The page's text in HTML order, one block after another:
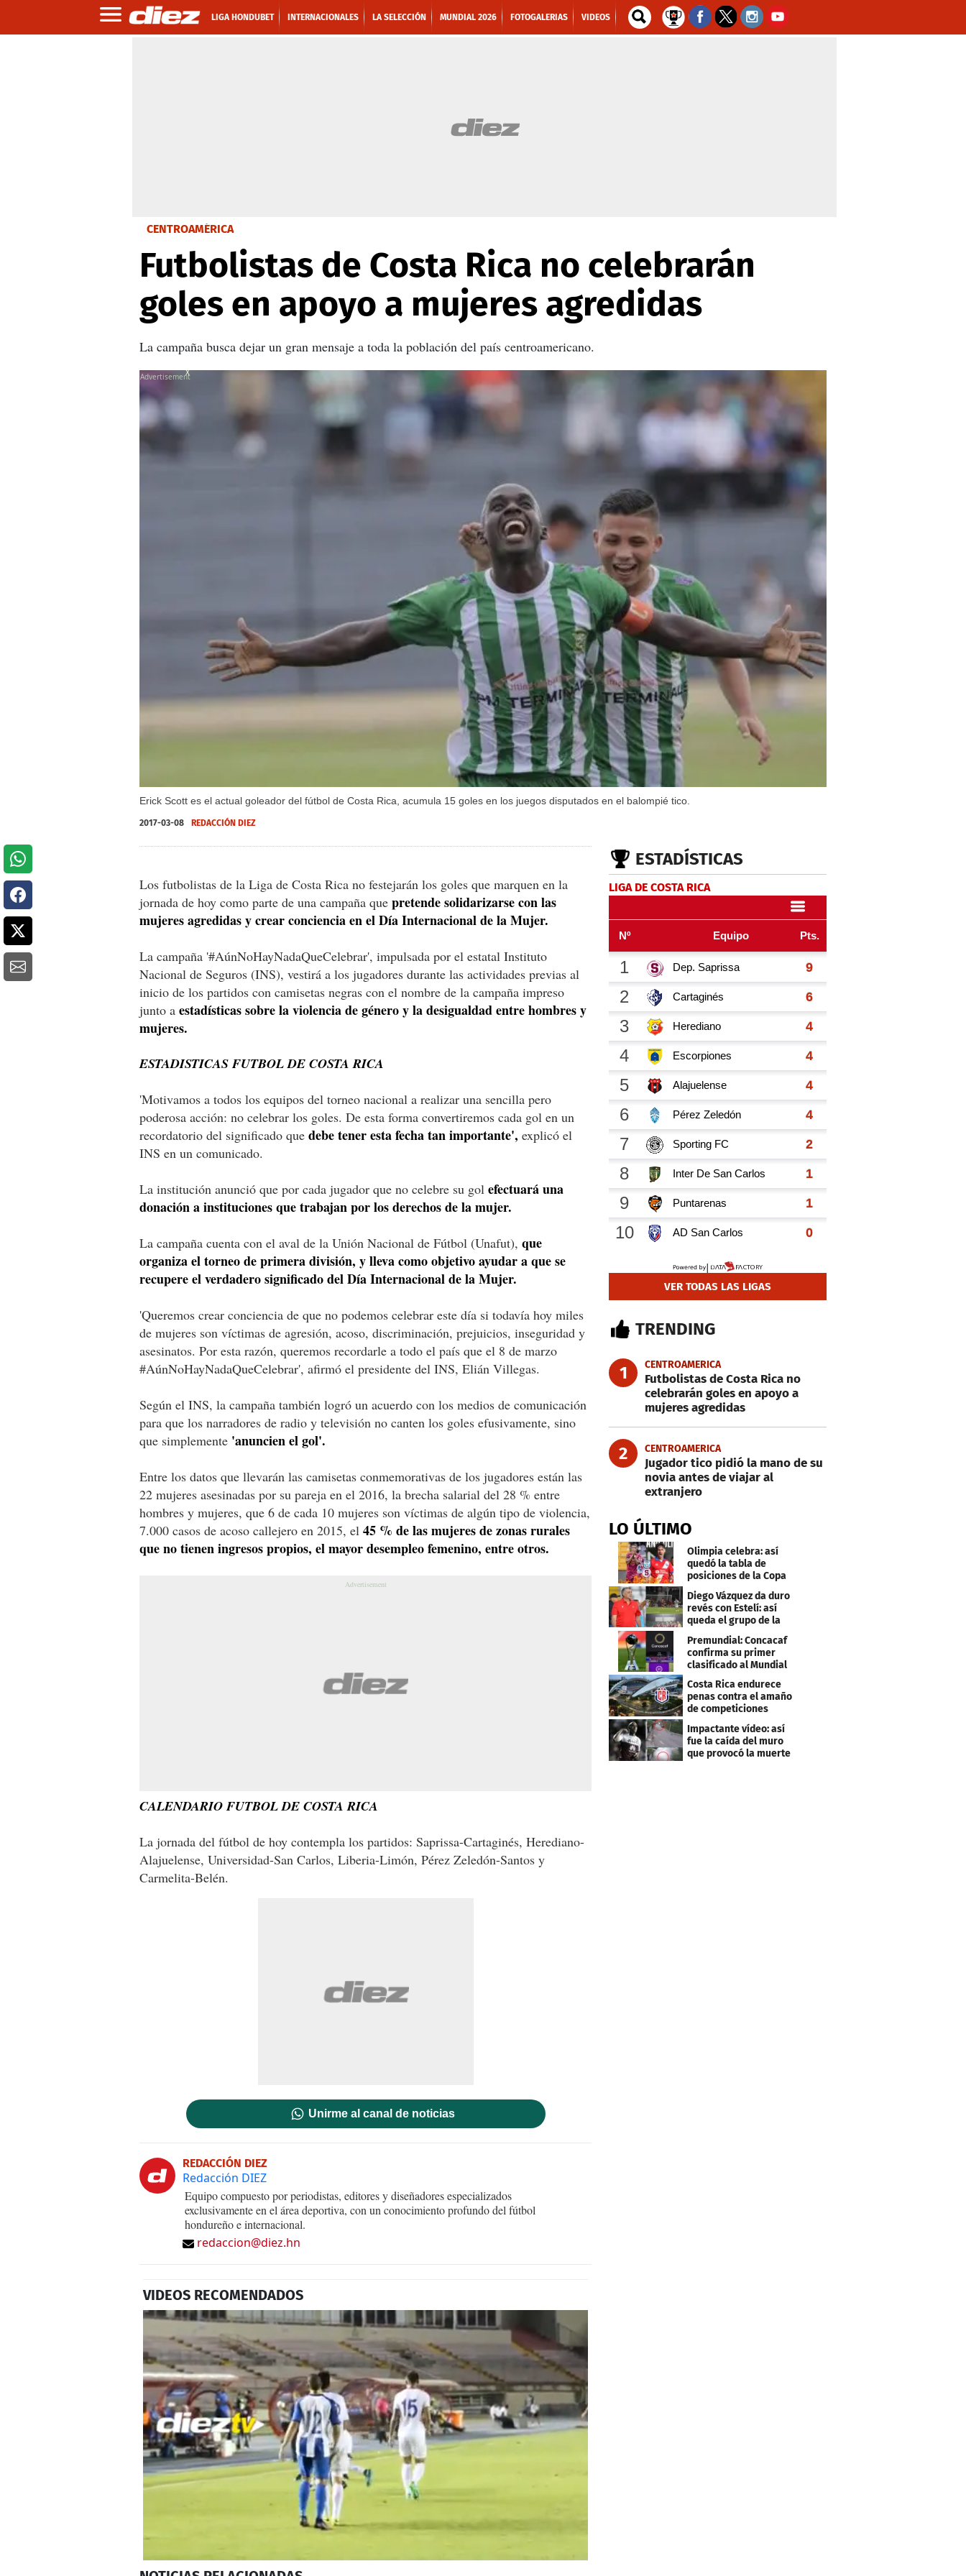
LIGA HONDUBET INTERNACIONALES LA SELECCIÓN MUNDIAL 2026 FOTOGALERIAS VIDEOS
CENTROAMÉRICA
Futbolistas de Costa Rica no celebrarán
goles en apoyo a mujeres agredidas
La campaña busca dejar un gran mensaje a toda la población del país centroamericano.
Erick Scott es el actual goleador del fútbol de Costa Rica, acumula 15 goles en los juegos disputados en el balompié tico.
X
2017-03-08 REDACCIÓN DIEZ
Los futbolistas de la Liga de Costa Rica no festejarán los goles que marquen en la
jornada de hoy como parte de una campaña que pretende solidarizarse con las
mujeres agredidas y crear conciencia en el Día Internacional de la Mujer.
La campaña '#AúnNoHayNadaQueCelebrar', impulsada por el estatal Instituto
Nacional de Seguros (INS), vestirá a los jugadores durante las actividades previas al
inicio de los partidos con camisetas negras con el nombre de la campaña impreso
junto a estadísticas sobre la violencia de género y la desigualdad entre hombres y
mujeres.
ESTADISTICAS FUTBOL DE COSTA RICA
'Motivamos a todos los equipos del torneo nacional a realizar una sencilla pero
poderosa acción: no celebrar los goles. De esta forma convertiremos cada gol en un
recordatorio del significado que debe tener esta fecha tan importante', explicó el
INS en un comunicado.
La institución anunció que por cada jugador que no celebre su gol efectuará una
donación a instituciones que trabajan por los derechos de la mujer.
La campaña cuenta con el aval de la Unión Nacional de Fútbol (Unafut), que
organiza el torneo de primera división, y lleva como objetivo ayudar a que se
recupere el verdadero significado del Día Internacional de la Mujer.
'Queremos crear conciencia de que no podemos celebrar este día si todavía hoy miles
de mujeres son víctimas de agresión, acoso, discriminación, prejuicios, inseguridad y
asesinatos. Por esta razón, queremos recordarle a todo el país que el 8 de marzo
#AúnNoHayNadaQueCelebrar', afirmó el presidente del INS, Elián Villegas.
Según el INS, la campaña también logró un acuerdo con los medios de comunicación
para que los narradores de radio y televisión no canten los goles efusivamente, sino
que simplemente 'anuncien el gol'.
Entre los datos que llevarán las camisetas conmemorativas de los jugadores están las
22 mujeres asesinadas por su pareja en el 2016, la brecha salarial del 28 % entre
hombres y mujeres, que 6 de cada 10 mujeres son víctimas de algún tipo de violencia,
7.000 casos de acoso callejero en 2015, el 45 % de las mujeres de zonas rurales
que no tienen ingresos propios, el mayor desempleo femenino, entre otros.
CALENDARIO FUTBOL DE COSTA RICA
La jornada del fútbol de hoy contempla los partidos: Saprissa-Cartaginés, Herediano-
Alajuelense, Universidad-San Carlos, Liberia-Limón, Pérez Zeledón-Santos y
Carmelita-Belén.
Unirme al canal de noticias
REDACCIÓN DIEZ
Redacción DIEZ
Equipo compuesto por periodistas, editores y diseñadores especializados
exclusivamente en el área deportiva, con un conocimiento profundo del fútbol
hondureño e internacional.
redaccion@diez.hn
VIDEOS RECOMENDADOS
ESTADÍSTICAS
LIGA DE COSTA RICA
VER TODAS LAS LIGAS
TRENDING
1 CENTROAMERICA
Futbolistas de Costa Rica no
celebrarán goles en apoyo a
mujeres agredidas
2 CENTROAMERICA
Jugador tico pidió la mano de su
novia antes de viajar al
extranjero
LO ÚLTIMO
Olimpia celebra: así
quedó la tabla de
posiciones de la Copa
Centroamericana
Diego Vázquez da duro
revés con Estelí: así
queda el grupo de la
Premundial: Concacaf
confirma su primer
clasificado al Mundial
Costa Rica endurece
penas contra el amaño
de competiciones
Impactante vídeo: así
fue la caída del muro
que provocó la muerte